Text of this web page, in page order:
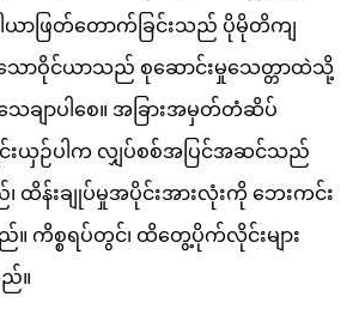
ါယာဖြတ်တောက်ခြင်းသည် ပိုမိုတိကျ
ောဝိုင်ယာသည် စုဆောင်းမှုသေတ္တာထဲသို့
ေချာပါစေ။ အခြားအမှတ်တံဆိပ်
းယှဉ်ပါက လျှပ်စစ်အပြင်အဆင်သည်
ထိန်းချုပ်မှုအပိုင်းအားလုံးကို ဘေးကင်း
။ ကိစ္စရပ်တွင်၊ ထိတွေ့ပိုက်လိုင်းများ
ည်။